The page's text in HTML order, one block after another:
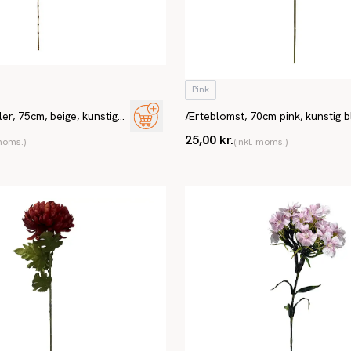
75cm, beige, kunstig
Pink
Ærteblomst, 70cm pink, kunstig
25,00 kr.(inkl. moms.)